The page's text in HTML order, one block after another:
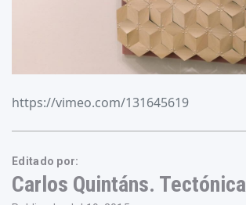
https://vimeo.com/131645619
Editado por:
Carlos Quintáns. Tectónica